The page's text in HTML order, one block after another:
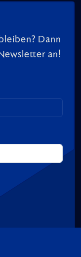
Dann
an!